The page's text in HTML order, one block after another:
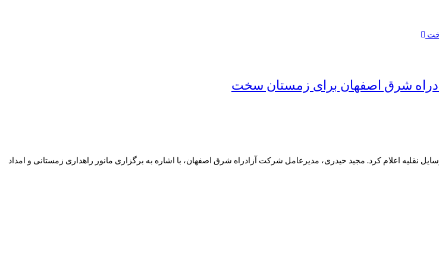
شرق اصفهان برای زمستان سخت
نقلیه اعلام کرد. مجید حیدری، مدیرعامل شرکت آزادراه شرق اصفهان، با اشاره به برگزاری مانور راهداری زمستانی و امداد